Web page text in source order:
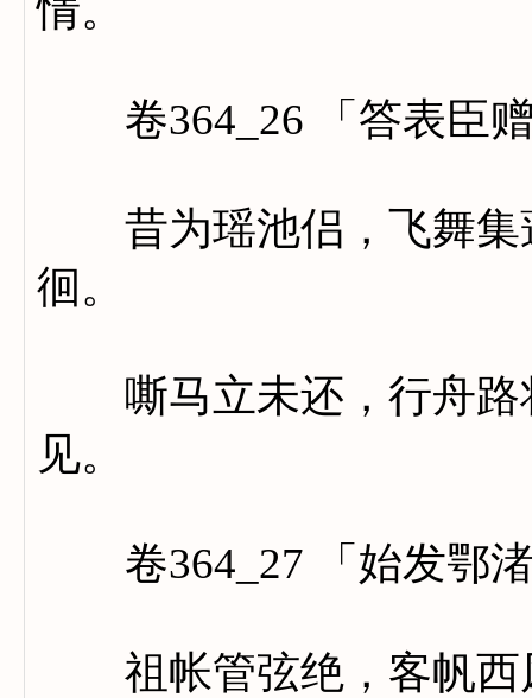
情。
卷364_26 「答表臣赠
昔为瑶池侣，飞舞集
徊。
嘶马立未还，行舟路
见。
卷364_27 「始发鄂渚
祖帐管弦绝，客帆西